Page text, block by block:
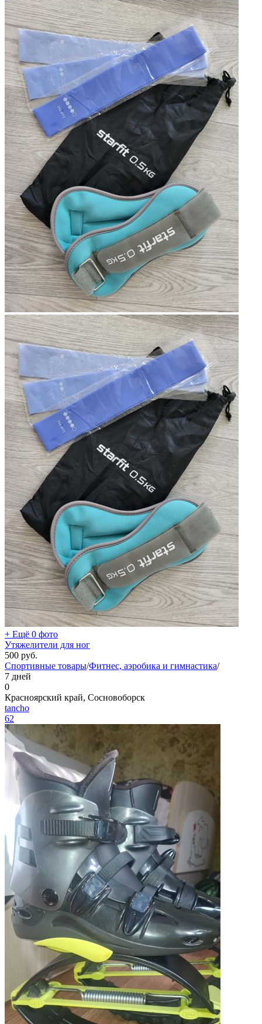
+ Ещё 0 фото
Утяжелители для ног
500 руб.
Спортивные товары/Фитнес, аэробика и гимнастика/
7 дней
0
Красноярский край, Сосновоборск
tancho
62